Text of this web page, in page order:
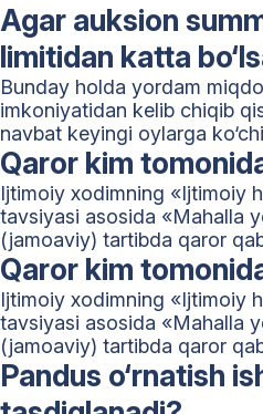
Agar auksion
limitidan katta
Bunday holda yordam
imkoniyatidan kelib chiqib
navbat keyingi oylarga
Qaror kim
Ijtimoiy xodimning «Ijtimoiy
tavsiyasi asosida «Mahalla
(jamoaviy) tartibda qaror
Qaror kim
Ijtimoiy xodimning «Ijtimoiy
tavsiyasi asosida «Mahalla
(jamoaviy) tartibda qaror
Pandus o‘rnatish